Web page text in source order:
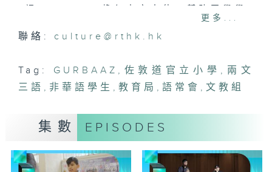
習中文知識，例如學中文部首及同音詞；他
也會向以普通話為母語的同學學習，互相提
小小年紀的他對知識十分渴求，令人意想不
到的，他最喜歡的竟然是中國歷史。在假日
一步，就是學好語文，從書裡、博物館等每
一個窗口吸收知識，探索更廣闊的世界。
更多...
聯絡: culture@rthk.hk
Tag: GURBAAZ , 佐敦道官立小學 , 兩文
三語 , 非華語學生 ,教育局 ,語常會 ,文教組
集數 EPISODES